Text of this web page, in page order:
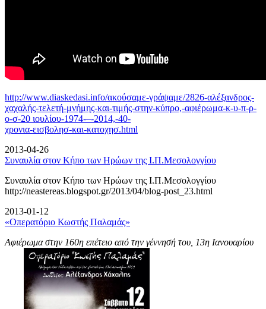
http://www.diaskedasi.info/ακούσαμε-γράψαμε/2826-αλέξανδρος-
χαχαλής-τελετή-μνήμης-και-τιμής-στην-κύπρο,-αφιέρωμα-κ-υ-π-ρ-
ο-σ-20 ιουλίου-1974-–-2014,-40-
χρονια-εισβολησ-και-κατοχησ.html
2013-04-26
Συναυλία στον Κήπο των Ηρώων της Ι.Π.Μεσολογγίου
Συναυλία στον Κήπο των Ηρώων της Ι.Π.Μεσολογγίου
http://neastereas.blogspot.gr/2013/04/blog-post_23.html
2013-01-12
«Οπερατόριο Κωστής Παλαμάς»
Αφιέρωμα στην 160η επέτειο από την γέννησή του, 13η Ιανουαρίου